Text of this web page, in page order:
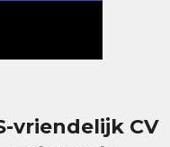
vriendelijk CV